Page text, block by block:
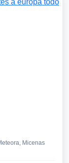
Micenas